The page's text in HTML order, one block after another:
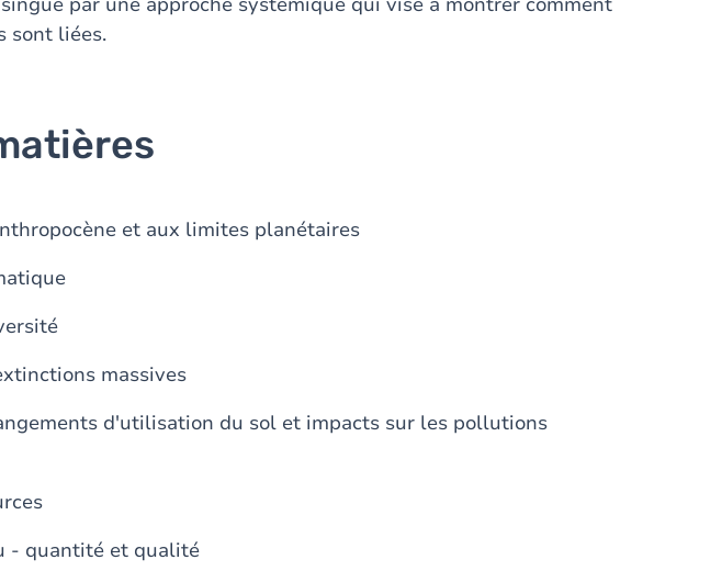
sont liées.
et aux limites planétaires
massives
d'utilisation du sol et impacts sur les pollutions
- quantité et qualité